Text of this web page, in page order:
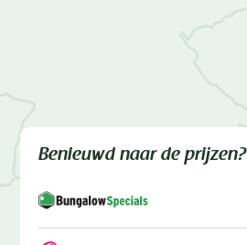
Benieuwd naar de prijzen?